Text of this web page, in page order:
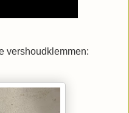
vershoudklemmen: